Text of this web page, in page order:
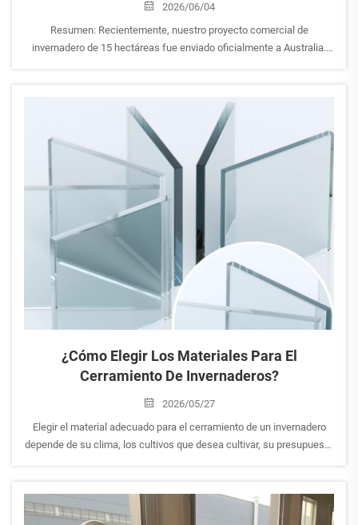
2026/06/04
Resumen: Recientemente, nuestro proyecto comercial de
invernadero de 15 hectáreas fue enviado oficialmente a Australia.
nuestros clientes globales invernaderos de alta calidad...
¿Cómo Elegir Los Materiales Para El
Cerramiento De Invernaderos?
2026/05/27
Elegir el material adecuado para el cerramiento de un invernadero
depende de su clima, los cultivos que desea cultivar, su presupuesto
policarbonato ofrecen un mejor aislamiento y mayor durabilidad,
mientras que el vidrio proporciona la máxima transmisión de luz para